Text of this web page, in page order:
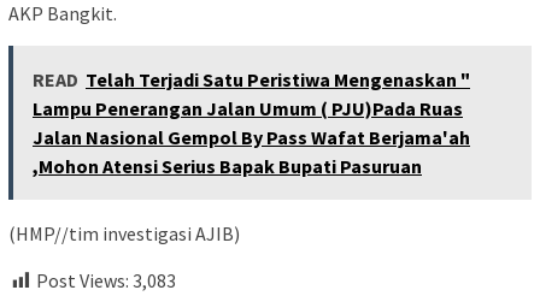
AKP Bangkit.
READ Telah Terjadi Satu Peristiwa Mengenaskan "
Lampu Penerangan Jalan Umum ( PJU)Pada Ruas
Jalan Nasional Gempol By Pass Wafat Berjama'ah
,Mohon Atensi Serius Bapak Bupati Pasuruan
(HMP//tim investigasi AJIB)
Post Views: 3,083